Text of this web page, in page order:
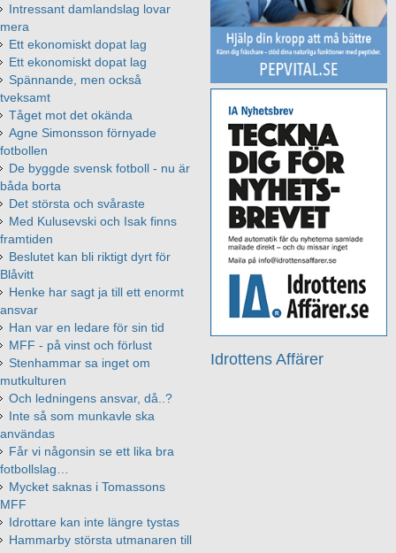
Idrottens Affärer
Intressant damlandslag lovar
mera
Ett ekonomiskt dopat lag
Ett ekonomiskt dopat lag
Spännande, men också
tveksamt
Tåget mot det okända
Agne Simonsson förnyade
fotbollen
De byggde svensk fotboll - nu är
båda borta
Det största och svåraste
Med Kulusevski och Isak finns
framtiden
Beslutet kan bli riktigt dyrt för
Blåvitt
Henke har sagt ja till ett enormt
ansvar
Han var en ledare för sin tid
MFF - på vinst och förlust
Stenhammar sa inget om
mutkulturen
Och ledningens ansvar, då..?
Inte så som munkavle ska
användas
Får vi någonsin se ett lika bra
fotbollslag…
Mycket saknas i Tomassons
MFF
Idrottare kan inte längre tystas
Hammarby största utmanaren till